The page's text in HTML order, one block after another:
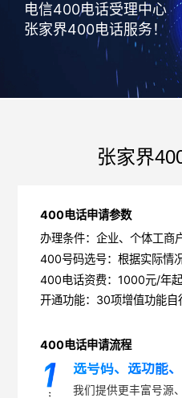
电信400电话受理中心
张家界400电话服务！
张家界
400电话申请参数
办理条件：企业、个体工商
400号码选号：根据实际情
400电话资费：1000元/年起
开通功能：30项增值功能自
400电话申请流程
选号码、选功能
我们提供更丰富号源